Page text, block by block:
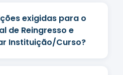
exigidas para o
de Reingresso e
Instituição/Curso?